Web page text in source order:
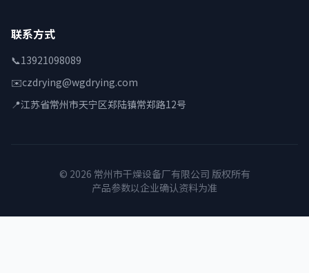
联系方式
📞13921098089
✉️czdrying@wgdrying.com
📍江苏省常州市天宁区郑陆镇常郑路12号
© 2026 常州市干燥设备厂有限公司 版权所有
产品参数以企业确认资料为准